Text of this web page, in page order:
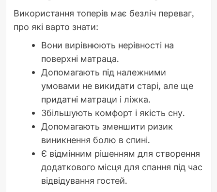
Використання топерів має безліч переваг,
про які варто знати:
Вони вирівнюють нерівності на
поверхні матраца.
Допомагають під належними
умовами не викидати старі, але ще
придатні матраци і ліжка.
Збільшують комфорт і якість сну.
Допомагають зменшити ризик
виникнення болю в спині.
Є відмінним рішенням для створення
додаткового місця для спання під час
відвідування гостей.